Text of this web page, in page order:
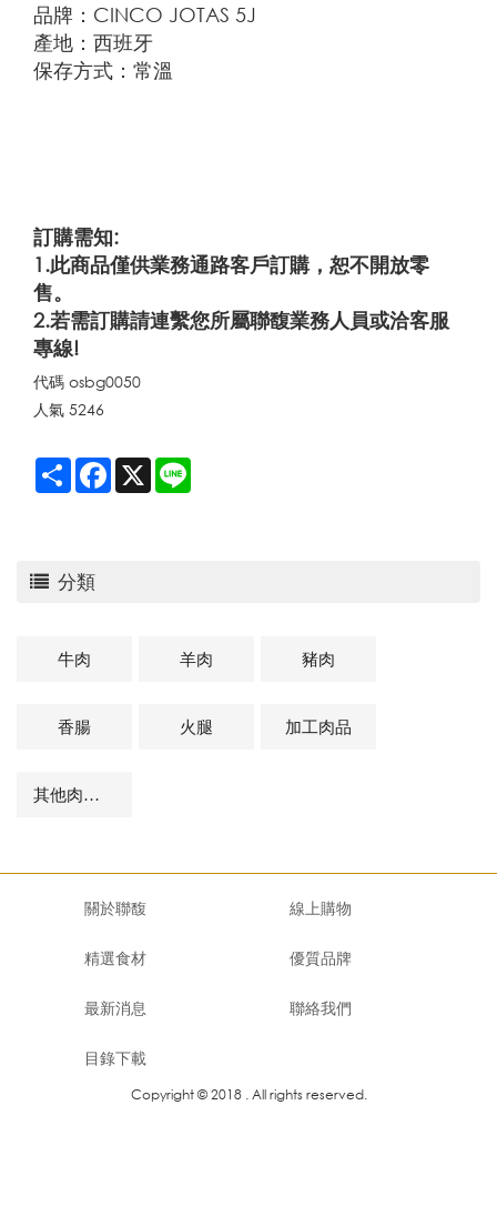
分類
牛肉 羊肉 豬肉
香腸 火腿 加工肉品
其他肉品及相關商品
品牌：CINCO JOTAS 5J
產地：西班牙
保存方式：常溫
訂購需知:
1.此商品僅供業務通路客戶訂購，恕不開放零
售。
2.若需訂購請連繫您所屬聯馥業務人員或洽客服
專線!
代碼 osbg0050
人氣 5246
Share Facebook
X
關於聯馥 線上購物
精選食材 優質品牌
最新消息 聯絡我們
目錄下載
Copyright © 2018 . All rights reserved.